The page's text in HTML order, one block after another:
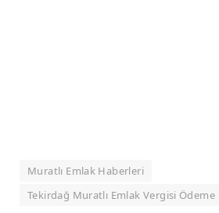
Muratlı Emlak Haberleri
Tekirdağ Muratlı Emlak Vergisi Ödeme